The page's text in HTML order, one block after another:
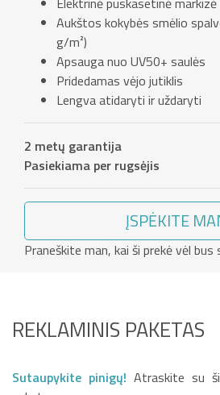
Aukštos kokybės smėlio
g/m²)
Apsauga nuo UV50+ saulės
Pridedamas vėjo jutiklis
Lengva atidaryti ir uždaryti
2 metų garantija
Pasiekiama per rugsėjis
ĮSPĖKITE
Praneškite man, kai ši prekė vėl bus
REKLAMINIS PAKETAS
Sutaupykite pinigų! Atraskite su